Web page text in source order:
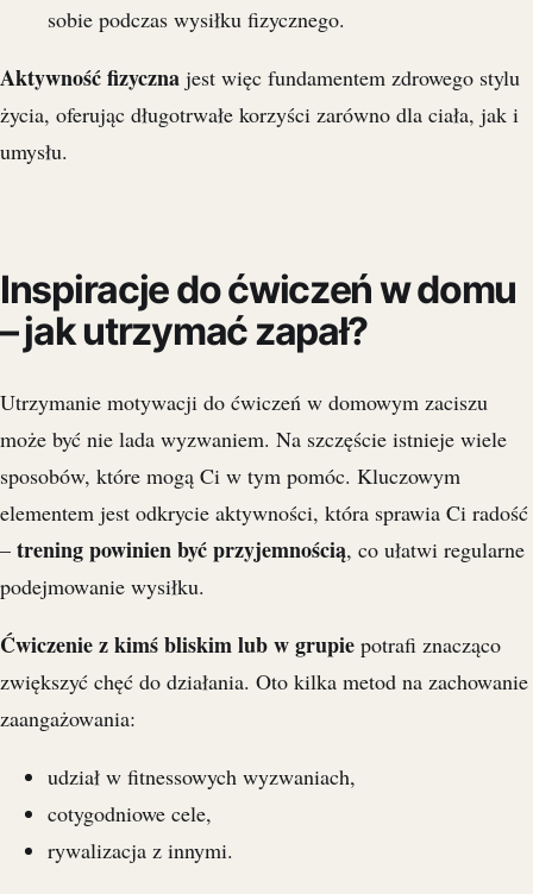
sobie podczas wysiłku fizycznego.
Aktywność fizyczna jest więc fundamentem zdrowego stylu
życia, oferując długotrwałe korzyści zarówno dla ciała, jak i
umysłu.
Inspiracje do ćwiczeń w domu
– jak utrzymać zapał?
Utrzymanie motywacji do ćwiczeń w domowym zaciszu
może być nie lada wyzwaniem. Na szczęście istnieje wiele
sposobów, które mogą Ci w tym pomóc. Kluczowym
elementem jest odkrycie aktywności, która sprawia Ci radość
– trening powinien być przyjemnością, co ułatwi regularne
podejmowanie wysiłku.
Ćwiczenie z kimś bliskim lub w grupie potrafi znacząco
zwiększyć chęć do działania. Oto kilka metod na zachowanie
zaangażowania:
udział w fitnessowych wyzwaniach,
cotygodniowe cele,
rywalizacja z innymi.